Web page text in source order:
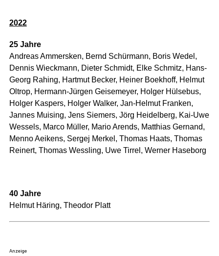
2022
25 Jah­re
Andre­as Ammers­ken, Bernd Schür­mann, Boris Wedel,
Den­nis Wieck­mann, Die­ter Schmidt, Elke Schmitz, Hans-
Georg Rahing, Hart­mut Becker, Hei­ner Boek­hoff, Hel­mut
Oltrop, Her­mann-Jür­gen Gei­semey­er, Hol­ger Hüls­ebus,
Hol­ger Kas­pers, Hol­ger Wal­ker, Jan-Hel­mut Fran­ken,
Jan­nes Mui­sing, Jens Sie­mers, Jörg Hei­del­berg, Kai-Uwe
Wes­sels, Mar­co Mül­ler, Mario Are­nds, Mat­thi­as Ger­nand,
Men­no Aei­kens, Ser­gej Mer­kel, Tho­mas Haats, Tho­mas
Rei­nert, Tho­mas Wess­ling, Uwe Tir­rel, Wer­ner Haseborg
40 Jah­re
Hel­mut Här­ing, Theo­dor Platt
Anzeige